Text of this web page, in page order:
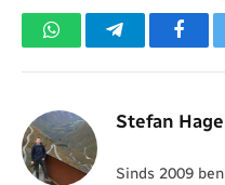
WhatsAppTelegram
Stefan Hage
Sinds 2009